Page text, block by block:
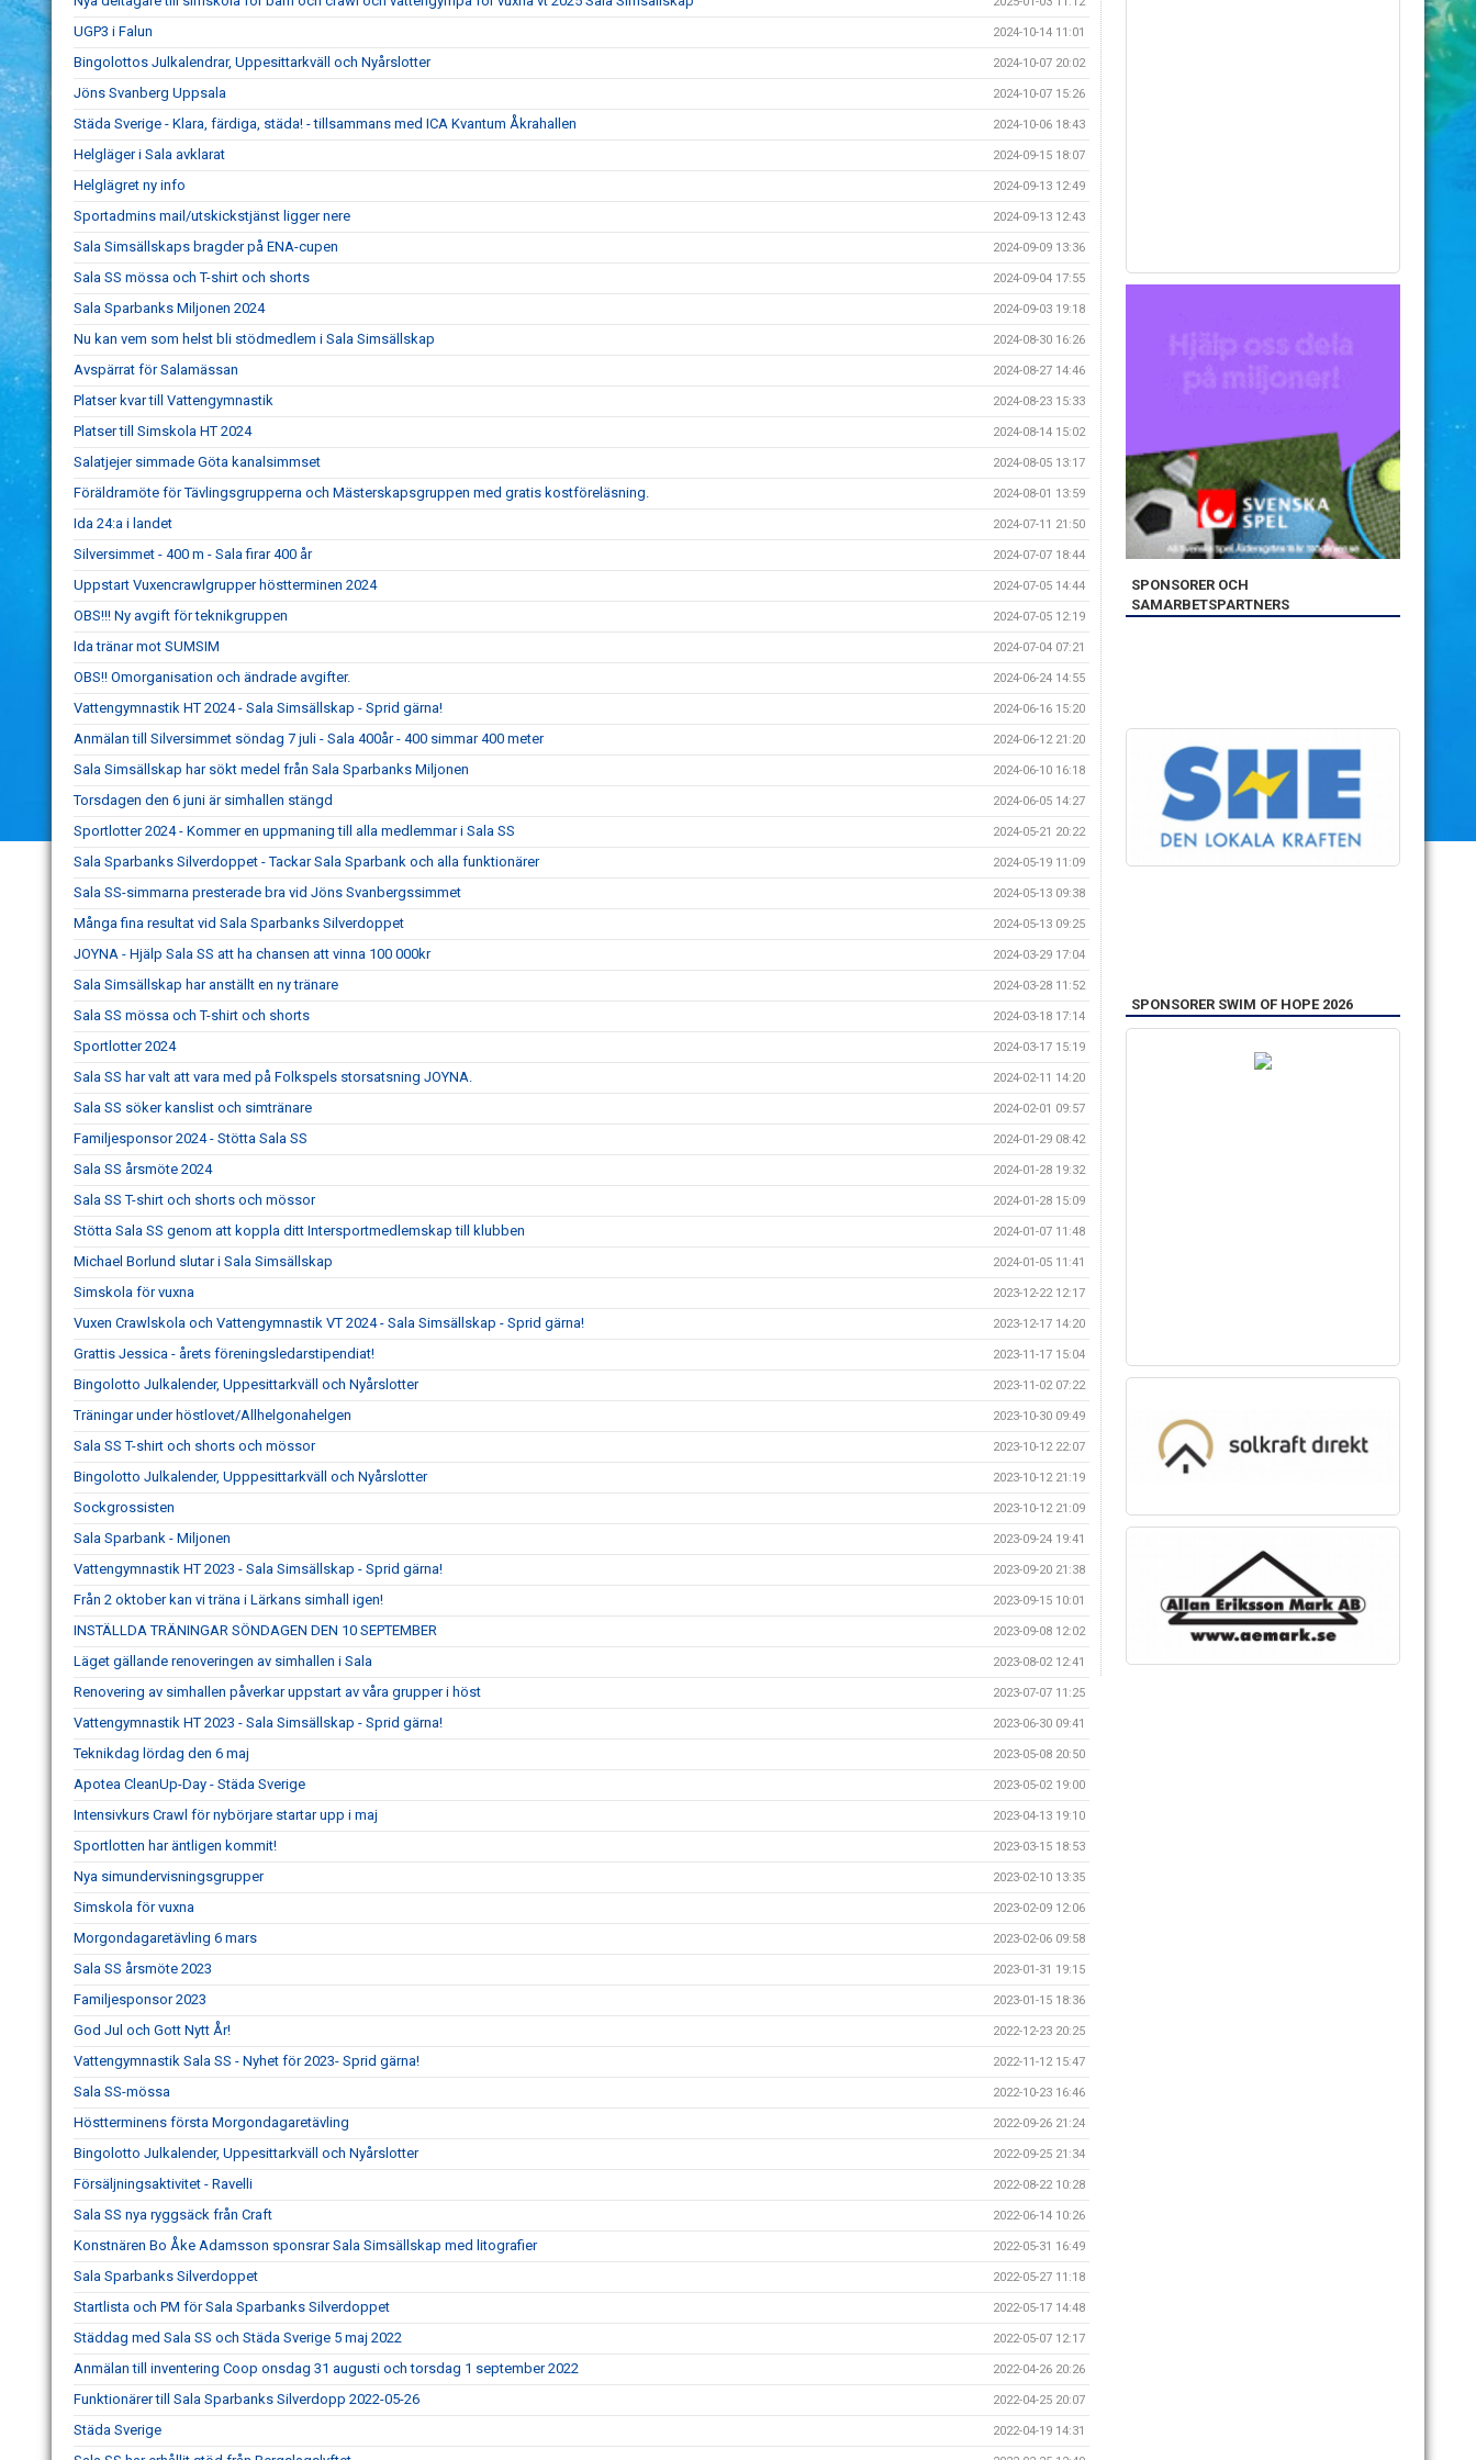
UGP3 i Falun 2024-10-14 11:01
Bingolottos Julkalendrar, Uppesittarkväll och Nyårslotter 2024-10-07 20:02
Jöns Svanberg Uppsala 2024-10-07 15:26
Städa Sverige - Klara, färdiga, städa! - tillsammans med ICA Kvantum Åkrahallen 2024-10-06 18:43
Helgläger i Sala avklarat 2024-09-15 18:07
Helglägret ny info 2024-09-13 12:49
Sportadmins mail/utskickstjänst ligger nere 2024-09-13 12:43
Sala Simsällskaps bragder på ENA-cupen 2024-09-09 13:36
Sala SS mössa och T-shirt och shorts 2024-09-04 17:55
Sala Sparbanks Miljonen 2024 2024-09-03 19:18
Nu kan vem som helst bli stödmedlem i Sala Simsällskap 2024-08-30 16:26
Avspärrat för Salamässan 2024-08-27 14:46
Platser kvar till Vattengymnastik 2024-08-23 15:33
Platser till Simskola HT 2024 2024-08-14 15:02
Salatjejer simmade Göta kanalsimmset 2024-08-05 13:17
Föräldramöte för Tävlingsgrupperna och Mästerskapsgruppen med gratis kostföreläsning. 2024-08-01 13:59
Ida 24:a i landet 2024-07-11 21:50
Silversimmet - 400 m - Sala firar 400 år 2024-07-07 18:44
Uppstart Vuxencrawlgrupper höstterminen 2024 2024-07-05 14:44
OBS!!! Ny avgift för teknikgruppen 2024-07-05 12:19
Ida tränar mot SUMSIM 2024-07-04 07:21
OBS!! Omorganisation och ändrade avgifter. 2024-06-24 14:55
Vattengymnastik HT 2024 - Sala Simsällskap - Sprid gärna! 2024-06-16 15:20
Anmälan till Silversimmet söndag 7 juli - Sala 400år - 400 simmar 400 meter 2024-06-12 21:20
Sala Simsällskap har sökt medel från Sala Sparbanks Miljonen 2024-06-10 16:18
Torsdagen den 6 juni är simhallen stängd 2024-06-05 14:27
Sportlotter 2024 - Kommer en uppmaning till alla medlemmar i Sala SS 2024-05-21 20:22
Sala Sparbanks Silverdoppet - Tackar Sala Sparbank och alla funktionärer 2024-05-19 11:09
Sala SS-simmarna presterade bra vid Jöns Svanbergssimmet 2024-05-13 09:38
Många fina resultat vid Sala Sparbanks Silverdoppet 2024-05-13 09:25
JOYNA - Hjälp Sala SS att ha chansen att vinna 100 000kr 2024-03-29 17:04
Sala Simsällskap har anställt en ny tränare 2024-03-28 11:52
Sala SS mössa och T-shirt och shorts 2024-03-18 17:14
Sportlotter 2024 2024-03-17 15:19
Sala SS har valt att vara med på Folkspels storsatsning JOYNA. 2024-02-11 14:20
Sala SS söker kanslist och simtränare 2024-02-01 09:57
Familjesponsor 2024 - Stötta Sala SS 2024-01-29 08:42
Sala SS årsmöte 2024 2024-01-28 19:32
Sala SS T-shirt och shorts och mössor 2024-01-28 15:09
Stötta Sala SS genom att koppla ditt Intersportmedlemskap till klubben 2024-01-07 11:48
Michael Borlund slutar i Sala Simsällskap 2024-01-05 11:41
Simskola för vuxna 2023-12-22 12:17
Vuxen Crawlskola och Vattengymnastik VT 2024 - Sala Simsällskap - Sprid gärna! 2023-12-17 14:20
Grattis Jessica - årets föreningsledarstipendiat! 2023-11-17 15:04
Bingolotto Julkalender, Uppesittarkväll och Nyårslotter 2023-11-02 07:22
Träningar under höstlovet/Allhelgonahelgen 2023-10-30 09:49
Sala SS T-shirt och shorts och mössor 2023-10-12 22:07
Bingolotto Julkalender, Upppesittarkväll och Nyårslotter 2023-10-12 21:19
Sockgrossisten 2023-10-12 21:09
Sala Sparbank - Miljonen 2023-09-24 19:41
Vattengymnastik HT 2023 - Sala Simsällskap - Sprid gärna! 2023-09-20 21:38
Från 2 oktober kan vi träna i Lärkans simhall igen! 2023-09-15 10:01
INSTÄLLDA TRÄNINGAR SÖNDAGEN DEN 10 SEPTEMBER 2023-09-08 12:02
Läget gällande renoveringen av simhallen i Sala 2023-08-02 12:41
Renovering av simhallen påverkar uppstart av våra grupper i höst 2023-07-07 11:25
Vattengymnastik HT 2023 - Sala Simsällskap - Sprid gärna! 2023-06-30 09:41
Teknikdag lördag den 6 maj 2023-05-08 20:50
Apotea CleanUp-Day - Städa Sverige 2023-05-02 19:00
Intensivkurs Crawl för nybörjare startar upp i maj 2023-04-13 19:10
Sportlotten har äntligen kommit! 2023-03-15 18:53
Nya simundervisningsgrupper 2023-02-10 13:35
Simskola för vuxna 2023-02-09 12:06
Morgondagaretävling 6 mars 2023-02-06 09:58
Sala SS årsmöte 2023 2023-01-31 19:15
Familjesponsor 2023 2023-01-15 18:36
God Jul och Gott Nytt År! 2022-12-23 20:25
Vattengymnastik Sala SS - Nyhet för 2023- Sprid gärna! 2022-11-12 15:47
Sala SS-mössa 2022-10-23 16:46
Höstterminens första Morgondagaretävling 2022-09-26 21:24
Bingolotto Julkalender, Uppesittarkväll och Nyårslotter 2022-09-25 21:34
Försäljningsaktivitet - Ravelli 2022-08-22 10:28
Sala SS nya ryggsäck från Craft 2022-06-14 10:26
Konstnären Bo Åke Adamsson sponsrar Sala Simsällskap med litografier 2022-05-31 16:49
Sala Sparbanks Silverdoppet 2022-05-27 11:18
Startlista och PM för Sala Sparbanks Silverdoppet 2022-05-17 14:48
Städdag med Sala SS och Städa Sverige 5 maj 2022 2022-05-07 12:17
Anmälan till inventering Coop onsdag 31 augusti och torsdag 1 september 2022 2022-04-26 20:26
Funktionärer till Sala Sparbanks Silverdopp 2022-05-26 2022-04-25 20:07
Städa Sverige 2022-04-19 14:31
SPONSORER OCH
SAMARBETSPARTNERS
SPONSORER SWIM OF HOPE 2026